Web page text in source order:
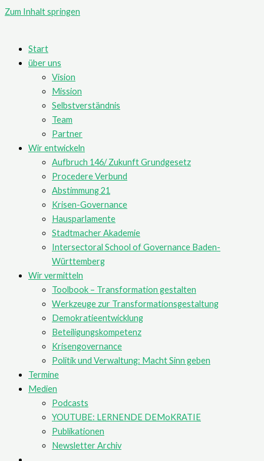
Zum Inhalt springen
Start
über uns
Vision
Mission
Selbstverständnis
Team
Partner
Wir entwickeln
Aufbruch 146/ Zukunft Grundgesetz
Procedere Verbund
Abstimmung 21
Krisen-Governance
Hausparlamente
Stadtmacher Akademie
Intersectoral School of Governance Baden-
Württemberg
Wir vermitteln
Toolbook – Transformation gestalten
Werkzeuge zur Transformationsgestaltung
Demokratieentwicklung
Beteiligungskompetenz
Krisengovernance
Politik und Verwaltung: Macht Sinn geben
Termine
Medien
Podcasts
YOUTUBE: LERNENDE DEMoKRATIE
Publikationen
Newsletter Archiv